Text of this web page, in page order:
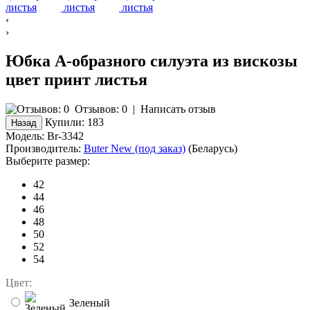
‹
›
Юбка А-образного силуэта из вискозы
цвет принт листья
Отзывов: 0 | Написать отзыв
Купили: 183
Модель: Br-3342
Производитель: Buter New (под заказ) (Беларусь)
Выберите размер:
42
44
46
48
50
52
54
Цвет:
Зеленый